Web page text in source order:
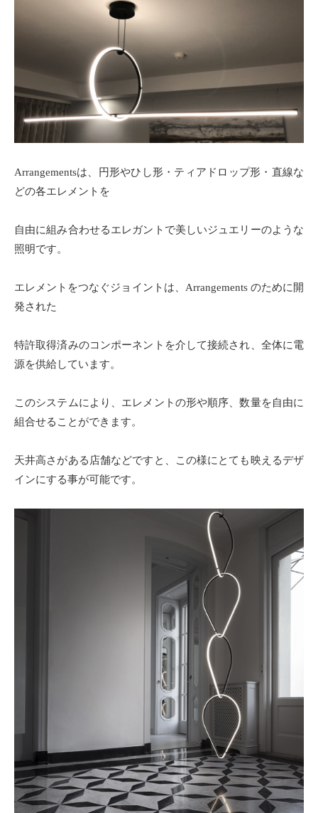
Arrangementsは、円形やひし形・ティアドロップ形・直線な
どの各エレメントを
自由に組み合わせるエレガントで美しいジュエリーのような
照明です。
エレメントをつなぐジョイントは、Arrangements のために開
発された
特許取得済みのコンポーネントを介して接続され、全体に電
源を供給しています。
このシステムにより、エレメントの形や順序、数量を自由に
組合せることができます。
天井高さがある店舗などですと、この様にとても映えるデザ
インにする事が可能です。